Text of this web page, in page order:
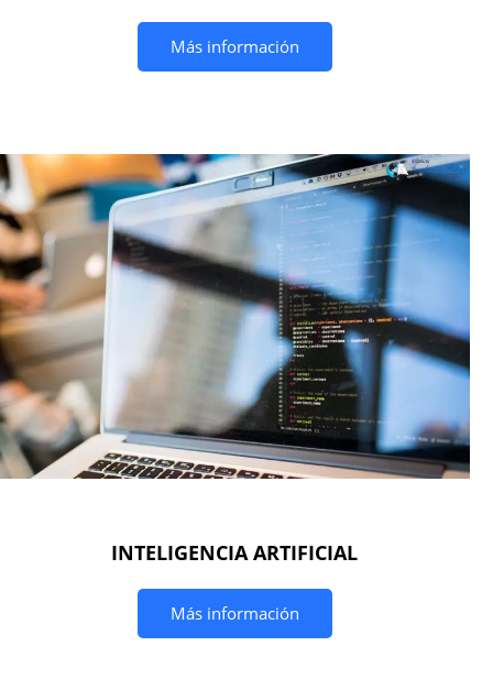
Más información
INTELIGENCIA ARTIFICIAL
Más información